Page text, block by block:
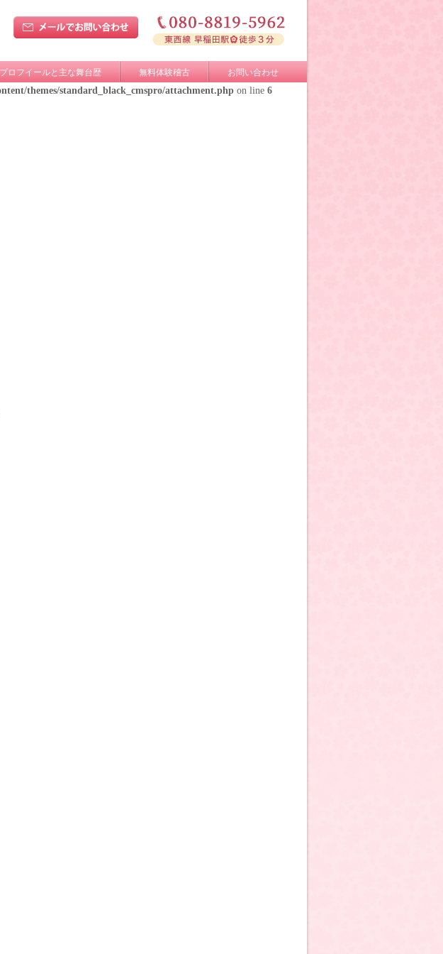
プロフイールと主な舞台歴 無料体験稽古 お問い合わせ
themes/standard_black_cmspro/attachment.php on line 6